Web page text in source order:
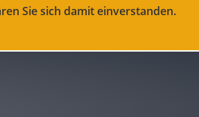
Sie sich damit einverstanden.